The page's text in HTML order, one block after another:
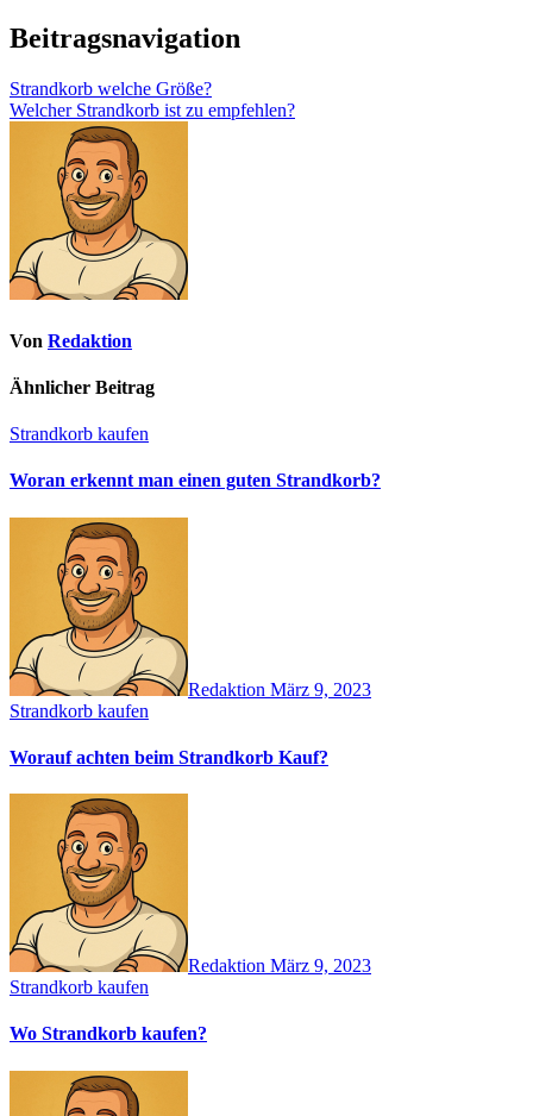
Beitragsnavigation
Strandkorb welche Größe?
Welcher Strandkorb ist zu empfehlen?
Von Redaktion
Ähnlicher Beitrag
Strandkorb kaufen
Woran erkennt man einen guten Strandkorb?
Redaktion März 9, 2023
Strandkorb kaufen
Worauf achten beim Strandkorb Kauf?
Redaktion März 9, 2023
Strandkorb kaufen
Wo Strandkorb kaufen?